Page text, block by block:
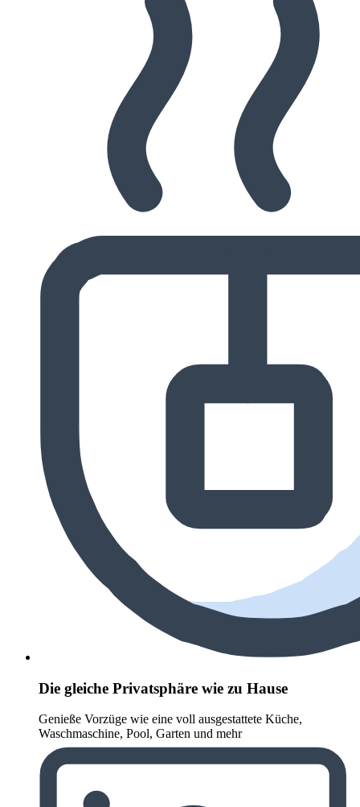
Die gleiche Privatsphäre wie zu Hause
Genieße Vorzüge wie eine voll ausgestattete Küche,
Waschmaschine, Pool, Garten und mehr